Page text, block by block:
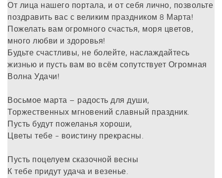
От лица нашего портала, и от себя лично, позвольте
поздравить вас с великим праздником 8 Марта!
Пожелать вам огромного счастья, моря цветов,
много любви и здоровья!
Будьте счастливы, не болейте, наслаждайтесь
жизнью и пусть вам во всём сопутствует Огромная
Волна Удачи!
Восьмое марта – радость для души,
Торжественных мгновений славный праздник.
Пусть будут пожеланья хороши,
Цветы тебе - воистину прекрасны.
Пусть поцелуем сказочной весны
К тебе придут удача и везенье.